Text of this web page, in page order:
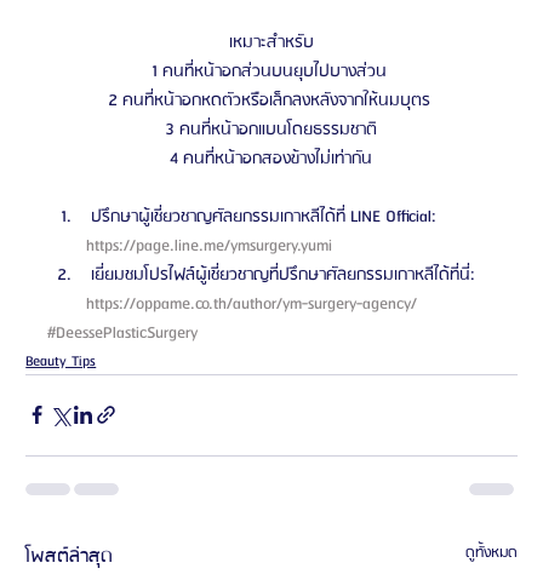
เหมาะสําหรับ
1 คนที่หน้าอกส่วนบนยุบไปบางส่วน
2 คนที่หน้าอกหดตัวหรือเล็กลงหลังจากให้นมบุตร
3 คนที่หน้าอกแบนโดยธรรมชาติ
4 คนที่หน้าอกสองข้างไม่เท่ากัน
ปรึกษาผู้เชี่ยวชาญศัลยกรรมเกาหลีได้ที่ LINE Official:
https://page.line.me/ymsurgery.yumi
เยี่ยมชมโปรไฟล์ผู้เชี่ยวชาญที่ปรึกษาศัลยกรรมเกาหลีได้ที่นี่:
https://oppame.co.th/author/ym-surgery-agency/
#DeessePlasticSurgery
Beauty Tips
โพสต์ล่าสุด ดูทั้งหมด